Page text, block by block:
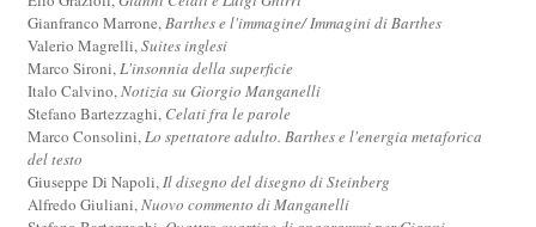
Gianfranco Marrone,Barthes e l'immagine/ Immagini di Barthes
Valerio Magrelli,Suites inglesi
Marco Sironi,L'insonnia della superficie
Italo Calvino,Notizia su Giorgio Manganelli
Stefano Bartezzaghi, Celati fra le parole
Marco Consolini,Lo spettatore adulto. Barthes e l'energia metaforica
del testo
Giuseppe Di Napoli,Il disegno del disegno di Steinberg
Alfredo Giuliani,Nuovo commento di Manganelli